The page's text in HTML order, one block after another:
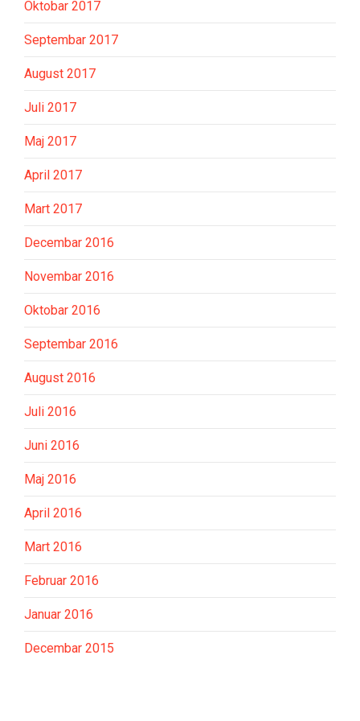
Oktobar 2017
Septembar 2017
August 2017
Juli 2017
Maj 2017
April 2017
Mart 2017
Decembar 2016
Novembar 2016
Oktobar 2016
Septembar 2016
August 2016
Juli 2016
Juni 2016
Maj 2016
April 2016
Mart 2016
Februar 2016
Januar 2016
Decembar 2015